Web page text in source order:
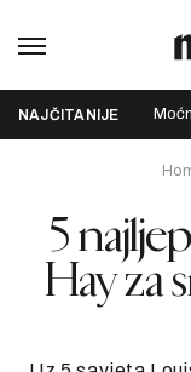
NAJČITANIJE
5
Hay za